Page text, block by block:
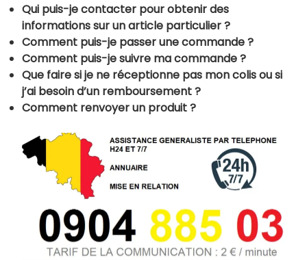
Qui puis-je contacter pour obtenir des
informations sur un article particulier ?
Comment puis-je passer une commande ?
Comment puis-je suivre ma commande ?
Que faire si je ne réceptionne pas mon colis ou si
j’ai besoin d’un remboursement ?
Comment renvoyer un produit ?